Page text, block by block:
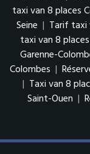
taxi van 8 places
Seine | Tarif taxi
taxi van 8
Garenne-
Colombes |
| Taxi van 8
Saint-Ouen |